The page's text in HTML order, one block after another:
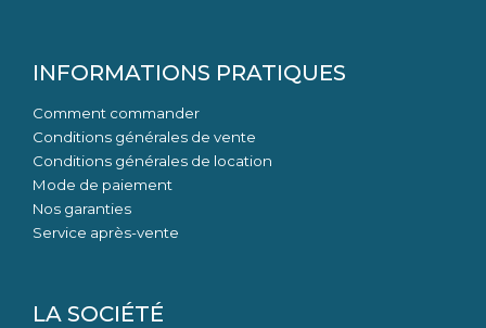
INFORMATIONS PRATIQUES
Comment commander
Conditions générales de vente
Conditions générales de location
Mode de paiement
Nos garanties
Service après-vente
LA SOCIÉTÉ